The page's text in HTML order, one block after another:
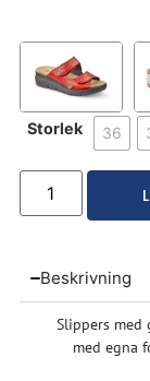
Storlek 36
Beskrivning
Slippers med
med egna